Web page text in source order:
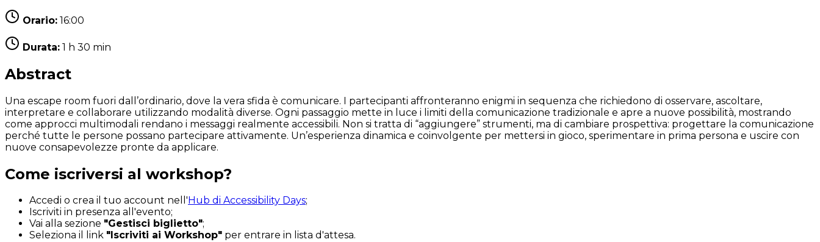
Orario: 16:00
Durata: 1 h 30 min
Abstract
Una escape room fuori dall’ordinario, dove la vera sfida è comunicare. I partecipanti affronteranno enigmi in sequenza che richiedono di osservare, ascoltare,
interpretare e collaborare utilizzando modalità diverse. Ogni passaggio mette in luce i limiti della comunicazione tradizionale e apre a nuove possibilità, mostrando
come approcci multimodali rendano i messaggi realmente accessibili. Non si tratta di “aggiungere” strumenti, ma di cambiare prospettiva: progettare la comunicazione
perché tutte le persone possano partecipare attivamente. Un’esperienza dinamica e coinvolgente per mettersi in gioco, sperimentare in prima persona e uscire con
nuove consapevolezze pronte da applicare.
Come iscriversi al workshop?
Accedi o crea il tuo account nell' Hub di Accessibility Days;
Iscriviti in presenza all'evento;
Vai alla sezione "Gestisci biglietto";
Seleziona il link "Iscriviti ai Workshop" per entrare in lista d'attesa.